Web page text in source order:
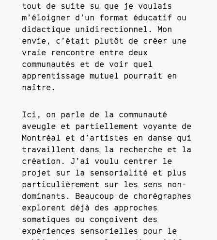
tout de suite su que je voulais
m’éloigner d’un format éducatif ou
didactique unidirectionnel. Mon
envie, c’était plutôt de créer une
vraie rencontre entre deux
communautés et de voir quel
apprentissage mutuel pourrait en
naître.
Ici, on parle de la communauté
aveugle et partiellement voyante de
Montréal et d’artistes en danse qui
travaillent dans la recherche et la
création. J’ai voulu centrer le
projet sur la sensorialité et plus
particulièrement sur les sens non-
dominants. Beaucoup de chorégraphes
explorent déjà des approches
somatiques ou conçoivent des
expériences sensorielles pour le